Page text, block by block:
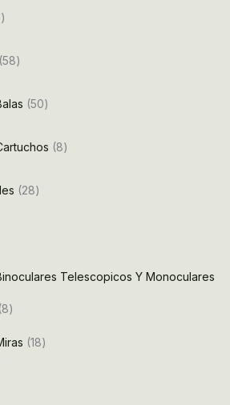
58
50
8
28
Telescopicos Y Monoculares
8
18